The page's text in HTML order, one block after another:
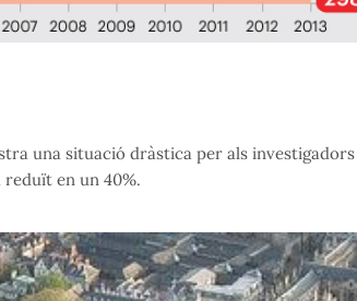
una situació dràstica per als investigadors
reduït en un 40%.